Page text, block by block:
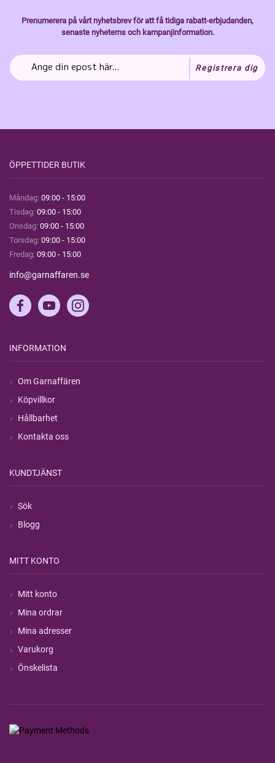
Prenumerera på vårt nyhetsbrev för att få tidiga rabatt-erbjudanden,
senaste nyheterns och kampanjinformation.
Registrera dig
ÖPPETTIDER BUTIK
Måndag: 09:00 - 15:00
Tisdag: 09:00 - 15:00
Onsdag: 09:00 - 15:00
Torsdag: 09:00 - 15:00
Fredag: 09:00 - 15:00
info@garnaffaren.se
INFORMATION
Om Garnaffären
Köpvillkor
Hållbarhet
Kontakta oss
KUNDTJÄNST
Sök
Blogg
MITT KONTO
Mitt konto
Mina ordrar
Mina adresser
Varukorg
Önskelista